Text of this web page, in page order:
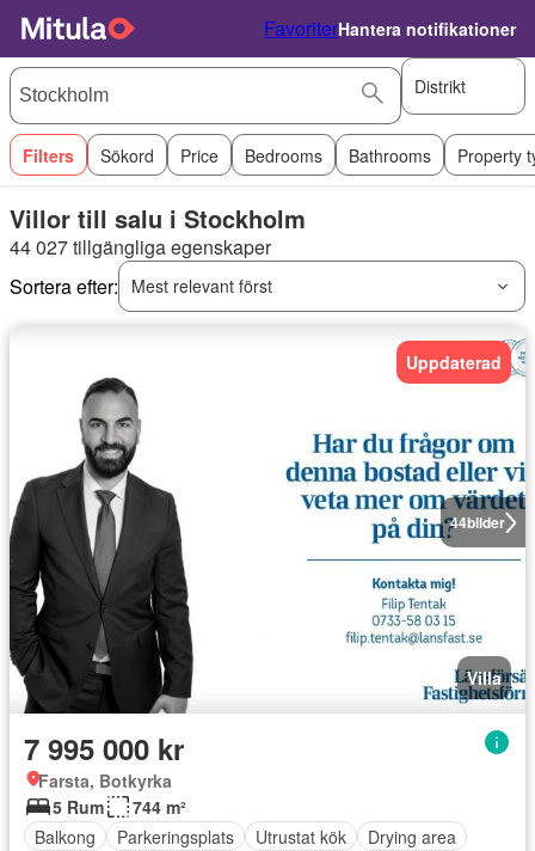
FavoriterHantera notifikationer
Distrikt
Filters Sökord Price Bedrooms Bathrooms Property
Villor till salu i Stockholm
44 027 tillgängliga egenskaper
Sortera efter:
Mest relevant först
44bilder
Uppdaterad
Villa
7 995 000 kr
Farsta, Botkyrka
5 Rum
744 m²
Balkong
Parkeringsplats Utrustat kök
Drying area